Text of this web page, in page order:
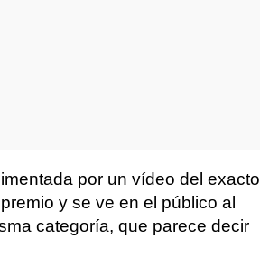
por un vídeo del exacto
y se ve en el público al
categoría, que parece decir